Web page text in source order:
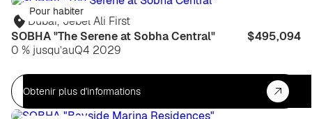
Pour habiter
Dubaï, Jebel Ali First
SOBHA "The Serene at Sobha Central"
$495,094
0 % jusqu’auQ4 2029
Obtenir plus d'informations